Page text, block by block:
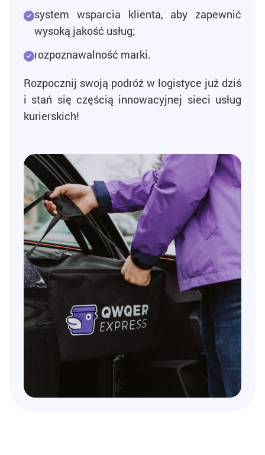
system wsparcia klienta, aby zapewnić
wysoką jakość usług;
rozpoznawalność marki.
Rozpocznij swoją podróż w logistyce już dziś
i stań się częścią innowacyjnej sieci usług
kurierskich!